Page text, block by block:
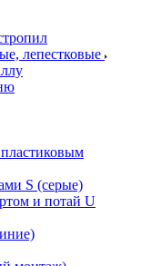
лепестковые
S (серые)
и потай U